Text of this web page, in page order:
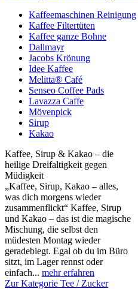
Kaffeemaschinen Reinigung
Kaffee Filtertüten
Kaffee ganze Bohne
Dallmayr
Jacobs Krönung
Idee Kaffee
Melitta® Café
Senseo Coffee Pads
Lavazza Caffe
Mövenpick
Sirup
Kakao
Kaffee, Sirup & Kakao – die
heilige Dreifaltigkeit gegen
Müdigkeit
„Kaffee, Sirup, Kakao – alles,
was dich morgens wieder
zusammenflickt“ Kaffee, Sirup
und Kakao – das ist die magische
Mischung, die selbst den
müdesten Montag wieder
geradebiegt. Egal ob du im Büro
sitzt, im Lager rennst oder
einfach... mehr erfahren
Zur Kategorie Tee / Zucker